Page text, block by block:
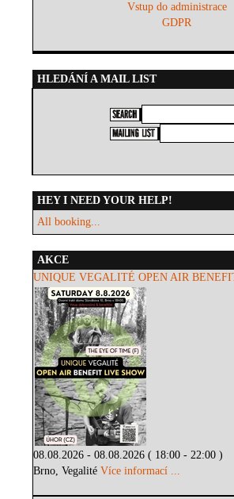
Vstup do administrace
GDPR
HLEDÁNÍ A MAIL LIST
HEY I NEED YOUR HELP!
All booking...
AKCE
UNIQUE VEGALITÉ OPEN AIR
08.08.2026 - 08.08.2026 ( 18:00 - 22:00 )
Brno, VegalitéVíce informací ...